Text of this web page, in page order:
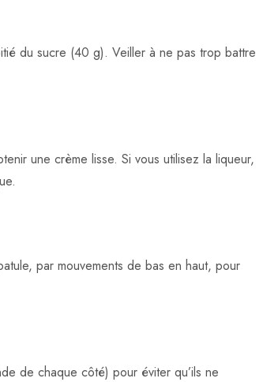
du sucre (40 g). Veiller à ne pas trop battre
une crème lisse. Si vous utilisez la liqueur,
par mouvements de bas en haut, pour
de chaque côté) pour éviter qu’ils ne